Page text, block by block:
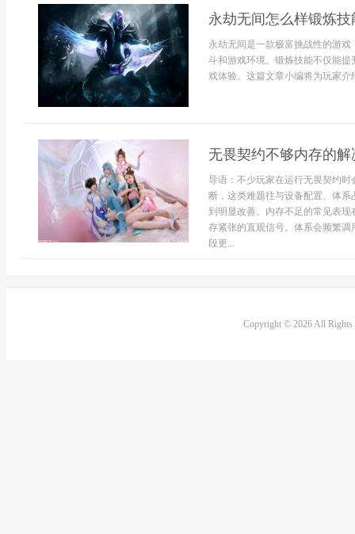
永劫无间怎么样锻炼技
永劫无间是一款极富挑战性的游
斗和游戏环境。锻炼技能不仅能
戏体验。这篇文章小编将为玩家
无畏契约不够内存的
导语：不少玩家在运行无畏契约
断，这类难题往与设备配置、体
到明显改善。内存不足的常见表
存紧张的直观信号。体系会频繁
段更...
Copyright © 2026 All